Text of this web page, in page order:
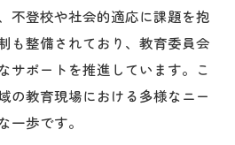
常学級の連携強化の工夫
における支援級活動の意義
級の情報共有の重要性
の質向上と支援級活動
イドラインを生かした連携
不登校や社会的適応に課題を抱
も整備されており、教育委員会
サポートを推進しています。こ
の教育現場における多様なニー
一歩です。